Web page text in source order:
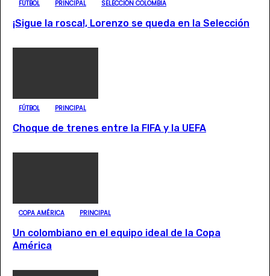
FÚTBOL PRINCIPAL SELECCIÓN COLOMBIA
¡Sigue la rosca!, Lorenzo se queda en la Selección
FÚTBOL PRINCIPAL
Choque de trenes entre la FIFA y la UEFA
COPA AMÉRICA PRINCIPAL
Un colombiano en el equipo ideal de la Copa
América